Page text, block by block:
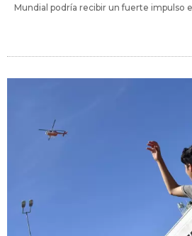
Mundial podría recibir un fuerte impulso